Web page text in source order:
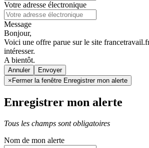
Votre adresse électronique
Message
Bonjour,
Voici une offre parue sur le site
intéresser.
A bientôt.
Annuler
× Fermer la fenêtre Enregistrer mon alerte
Enregistrer mon alerte
Tous les champs sont obligatoires
Nom de mon alerte